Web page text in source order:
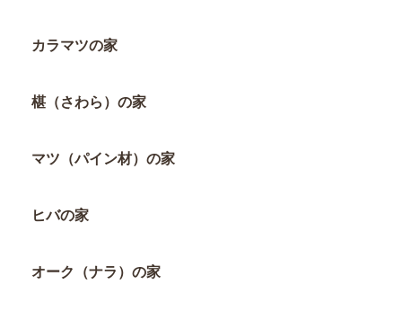
カラマツの家
椹（さわら）の家
マツ（パイン材）の家
ヒバの家
オーク（ナラ）の家